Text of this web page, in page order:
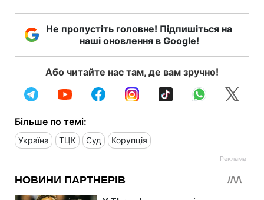
Не пропустіть головне! Підпишіться на
наші оновлення в Google!
Або читайте нас там, де вам зручно!
Більше по темі:
Україна ТЦК Суд Корупція